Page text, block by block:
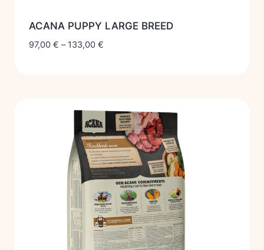
ACANA PUPPY LARGE BREED
97,00 € – 133,00 €